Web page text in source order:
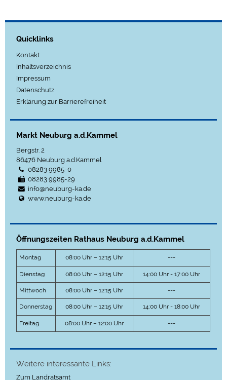
Quicklinks
Kontakt
Inhaltsverzeichnis
Impressum
Datenschutz
Erklärung zur Barrierefreiheit
Markt Neuburg a.d.Kammel
Bergstr. 2
86476 Neuburg a.d.Kammel
08283 9985-0
08283 9985-29
info@neuburg-ka.de
www.neuburg-ka.de
Öffnungszeiten Rathaus Neuburg a.d.Kammel
Montag 08:00 Uhr – 12:15 Uhr ---
Dienstag 08:00 Uhr – 12:15 Uhr 14:00 Uhr - 17:00 Uhr
Mittwoch 08:00 Uhr – 12:15 Uhr ---
Donnerstag 08:00 Uhr – 12:15 Uhr 14:00 Uhr - 18:00 Uhr
Freitag 08:00 Uhr – 12:00 Uhr ---
Weitere interessante Links:
Zum Landratsamt